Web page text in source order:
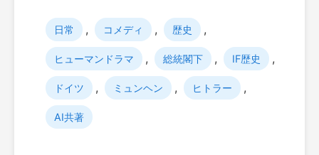
日常 , コメディ , 歴史 ,
ヒューマンドラマ , 総統閣下 , IF歴史 ,
ドイツ , ミュンヘン , ヒトラー ,
AI共著